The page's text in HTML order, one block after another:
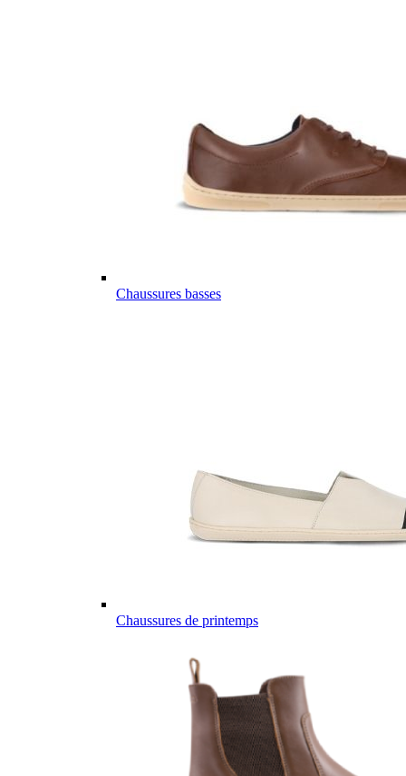
Chaussures basses
Chaussures de printemps